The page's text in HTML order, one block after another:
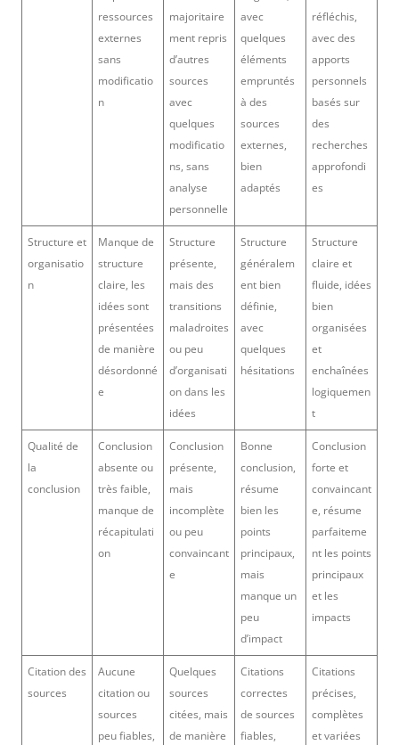
ressources
externes
sans
modificatio
n
majoritaire
ment repris
d’autres
sources
avec
quelques
modificatio
ns, sans
analyse
personnelle
avec
quelques
éléments
empruntés
à des
sources
externes,
bien
adaptés
réfléchis,
avec des
apports
personnels
basés sur
des
recherches
approfondi
es
Structure et
organisatio
n
Manque de
structure
claire, les
idées sont
présentées
de manière
désordonné
e
Structure
présente,
mais des
transitions
maladroites
ou peu
d’organisati
on dans les
idées
Structure
généralem
ent bien
définie,
avec
quelques
hésitations
Structure
claire et
fluide, idées
bien
organisées
et
enchaînées
logiquemen
t
Qualité de
la
conclusion
Conclusion
absente ou
très faible,
manque de
récapitulati
on
Conclusion
présente,
mais
incomplète
ou peu
convaincant
e
Bonne
conclusion,
résume
bien les
points
principaux,
mais
manque un
peu
d’impact
Conclusion
forte et
convaincant
e, résume
parfaiteme
nt les points
principaux
et les
impacts
Citation des
sources
Aucune
citation ou
sources
peu fiables,
Quelques
sources
citées, mais
de manière
Citations
correctes
de sources
fiables,
Citations
précises,
complètes
et variées